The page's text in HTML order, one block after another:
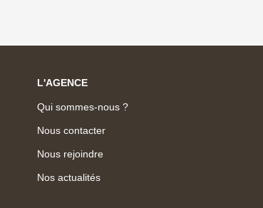
L'AGENCE
Qui sommes-nous ?
Nous contacter
Nous rejoindre
Nos actualités